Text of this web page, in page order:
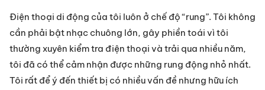
Điện thoại di động của tôi luôn ở chế độ “rung”. Tôi không
cần phải bật nhạc chuông lớn, gây phiền toái vì tôi
thường xuyên kiểm tra điện thoại và trải qua nhiều năm,
tôi đã có thể cảm nhận được những rung động nhỏ nhất.
Tôi rất để ý đến thiết bị có nhiều vấn đề nhưng hữu ích